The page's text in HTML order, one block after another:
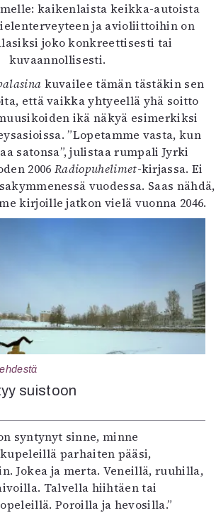
kaikenlaista keikka-autoista
ja avioliittoihin on
joko konkreettisesti tai
kuvaannollisesti.
kuvailee tämän tästäkin sen
että vaikka yhtyeellä yhä soitto
ikä näkyä esimerkiksi
”Lopetamme vasta, kun
satonsa”, julistaa rumpali Jyrki
2006Radiopuhelimet-kirjassa. Ei
vuodessa. Saas nähdä,
kirjoille jatkon vielä vuonna 2046.
suistoon
syntynyt sinne, minne
parhaiten pääsi,
Jokea ja merta. Veneillä, ruuhilla,
Talvella hiihtäen tai
Poroilla ja hevosilla.”